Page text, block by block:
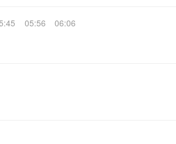
05:56 06:06